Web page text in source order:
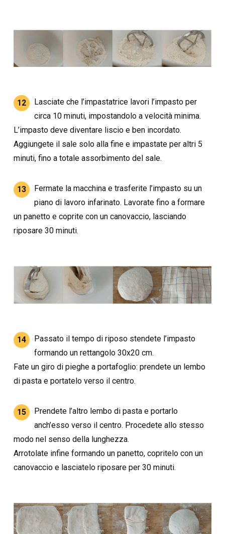
12
Lasciate che l’impastatrice lavori l’impasto per
circa 10 minuti, impostandolo a velocità minima.
L’impasto deve diventare liscio e ben incordato.
Aggiungete il sale solo alla fine e impastate per altri 5
minuti, fino a totale assorbimento del sale.
13
Fermate la macchina e trasferite l’impasto su un
piano di lavoro infarinato. Lavorate fino a formare
un panetto e coprite con un canovaccio, lasciando
riposare 30 minuti.
14
Passato il tempo di riposo stendete l’impasto
formando un rettangolo 30x20 cm.
Fate un giro di pieghe a portafoglio: prendete un lembo
di pasta e portatelo verso il centro.
15
Prendete l’altro lembo di pasta e portarlo
anch’esso verso il centro. Procedete allo stesso
modo nel senso della lunghezza.
Arrotolate infine formando un panetto, copritelo con un
canovaccio e lasciatelo riposare per 30 minuti.